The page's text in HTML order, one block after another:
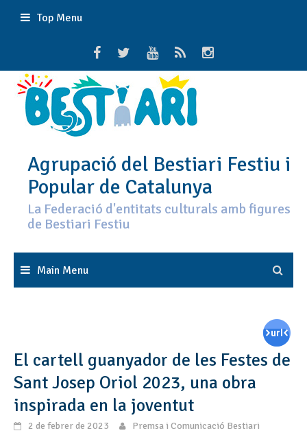
Top Menu
Agrupació del Bestiari Festiu i
Popular de Catalunya
La Federació d'entitats culturals amb figures
de Bestiari Festiu
Main Menu
El cartell guanyador de les Festes de
Sant Josep Oriol 2023, una obra
inspirada en la joventut
2 de febrer de 2023 Premsa i Comunicació Bestiari